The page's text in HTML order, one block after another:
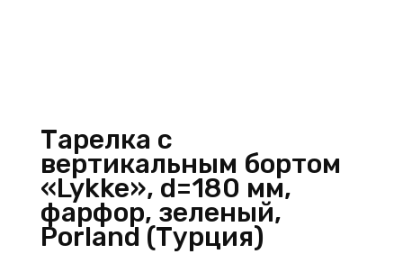
Тарелка с
вертикальным бортом
«Lykke», d=180 мм,
фарфор, зеленый,
Porland (Турция)